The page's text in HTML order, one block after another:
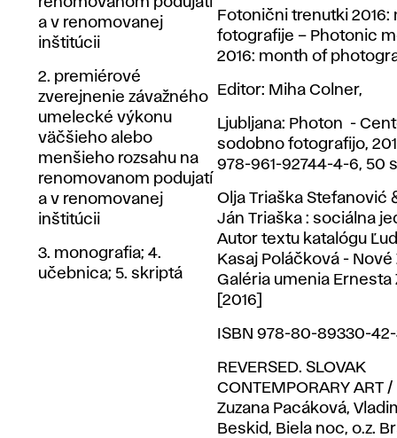
a v renomovanej
inštitúcii
2. premiérové
zverejnenie závažného
umelecké výkonu
väčšieho alebo
menšieho rozsahu na
renomovanom podujatí
a v renomovanej
inštitúcii
3. monografia; 4.
učebnica; 5. skriptá
Fotonični trenutki 2016:
fotografije – Photonic
2016: month of
Editor: Miha Colner,
Ljubljana: Photon -
sodobno fotografijo,
978-961-92744-4-6, 50
Olja Triaška Stefanović
Ján Triaška : sociálna
Autor textu katalógu
Kasaj Poláčková - Nové
Galéria umenia Ernesta
[2016]
ISBN 978-80-89330-
REVERSED. SLOVAK
CONTEMPORARY ART
Zuzana Pacáková,
Beskid, Biela noc, o.z.